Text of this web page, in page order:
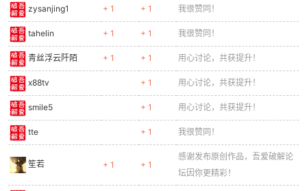
zysanjing1 + 1 + 1 我很赞同！
tahelin + 1 + 1 我很赞同！
青丝浮云阡陌 + 1 + 1 用心讨论，共获提升！
x88tv + 1 用心讨论，共获提升！
smile5 + 1 用心讨论，共获提升！
tte + 1 我很赞同！
笙若 + 1 + 1
感谢发布原创作品，吾爱破解论
坛因你更精彩！